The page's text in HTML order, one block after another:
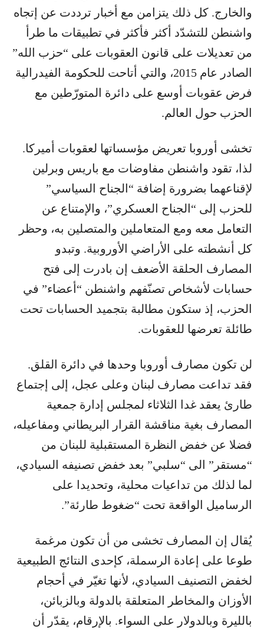
والخارج. كل ذلك يتزامن مع أخبار ترددت عن إتجاه
واشنطن للتشدّد أكثر فأكثر في تطبيقات ما طرأ
من تعديلات على قانون العقوبات على “حزب الله”
الصادر عام 2015، والتي أتاحت للحكومة الفيدرالية
فرض عقوبات أوسع على دائرة المتورّطين مع
الحزب حول العالم.
تخشى أوروبا تعريض مؤسساتها لعقوبات أميركا.
لذا، تقود واشنطن مفاوضات مع باريس وبرلين
لإقناعهما بضرورة إضافة “الجناح السياسي”
للحزب إلى “الجناح العسكري”، والإمتناع عن
التعامل معه ومع المتعاملين والمتصلين به، وحظر
كل أنشطته على الأراضي الأوروبية. وتبدو
المصارف الحلقة الأضعف إن بادرت إلى فتح
حسابات لأشخاص تصنّفهم واشنطن “أعضاء” في
الحزب، إذ ستكون مطالبة بتجميد الحسابات تحت
طائلة تعرضها للعقوبات.
لن تكون مصارف أوروبا وحدها في دائرة القلق.
فقد تداعت مصارف لبنان وعلى عجل، إلى إجتماع
طارئ يعقد غدا الثلاثاء لمجلس إدارة جمعية
المصارف بغية مناقشة القرار البريطاني ومفاعيله،
فضلا عن خفض النظرة المستقبلية للبنان من
“مستقر” الى “سلبي” بعد خفض تصنيفه السيادي،
لما لذلك من تداعيات محلية، وتحديدا على
الرساميل الواقعة تحت “ضغوط طارئة”.
يُقال إن المصارف تخشى من أن تكون مرغمة
طوعا على إعادة الرسملة، كإحدى النتائج الطبيعية
لخفض التصنيف السيادي، لأنها تغيّر في أحجام
الأوزان والمخاطر المتعلقة بالدولة وبالزبائن،
بالليرة وبالدولار على السواء. بالإرقام، يقدّر أن